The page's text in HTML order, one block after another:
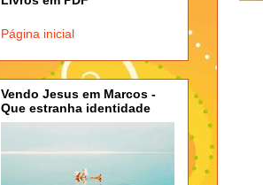
Página inicial
Vendo Jesus em Marcos -
Que estranha identidade